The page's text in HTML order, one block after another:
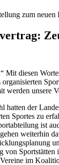
zum
Mit diesen
werden unsere
der
Sportes zu
ist
weiterhin
im